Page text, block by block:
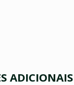
ADICIONAIS